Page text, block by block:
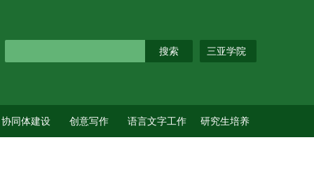
三亚学院
协同体建设 创意写作 语言文字工作 研究生培养